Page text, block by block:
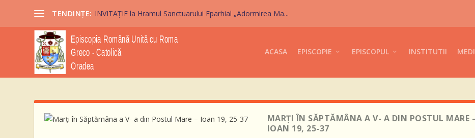
TENDINȚE: INVITAȚIE la Hramul Sanctuarului Eparhial „Adormirea Ma...
ACASA EPISCOPIE EPISCOPUL INSTITUTII
MARȚI ÎN SĂPTĂMÂNA A V- A DIN POSTUL MARE
IOAN 19, 25-37